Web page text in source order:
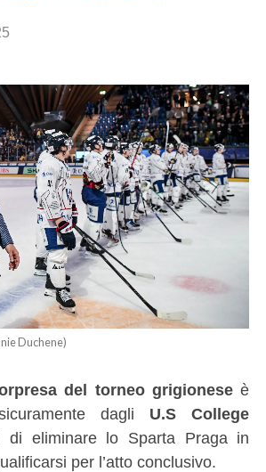
Duchene)
del torneo grigioneseè
dagli U.S College
di eliminare lo Sparta Praga in
per l’atto conclusivo.